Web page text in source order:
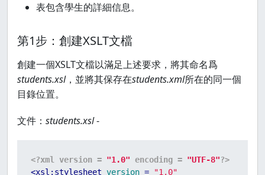
表包含學生的詳細信息。
第1步：創建XSLT文檔
創建一個XSLT文檔以滿足上述要求，將其命名爲
students.xsl，並將其保存在students.xml所在的同一個
目錄位置。
文件： students.xsl-
<?xml version = "1.0" encoding = "UTF-8"?>
<xsl:stylesheet version =
"1.0"